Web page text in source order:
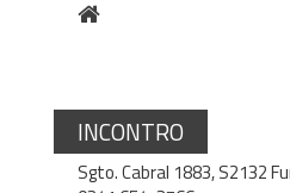
INCONTRO
Sgto. Cabral 1883, S2132